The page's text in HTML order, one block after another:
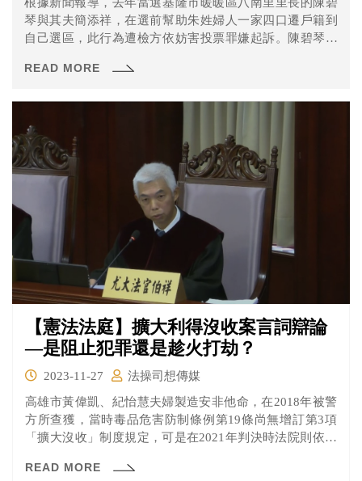
根據新聞報導，去年當選基隆市暖暖區八南里里長的陳碧
琴與其夫簡添祥，在選前幫助朱姓婦人一家四口遷戶籍到
自己選區，此行為遭檢方依妨害投票罪嫌起訴。陳碧琴辯
助，與選舉並無關聯。
READ MORE
【憲法法庭】擴大利得沒收案言詞辯論
—是阻止犯罪還是趁火打劫？
2023-11-27
法操司想傳媒
高雄市黃偉凱、紀怡慧夫婦製造安非他命，在2018年被警
方所查獲，當時毒品危害防制條例第19條尚無增訂第3項
「擴大沒收」制度規定，可是在2021年判決時法院則依新
收」9287萬元贓款。紀女認為這違反罪刑法定原則、無罪
READ MORE